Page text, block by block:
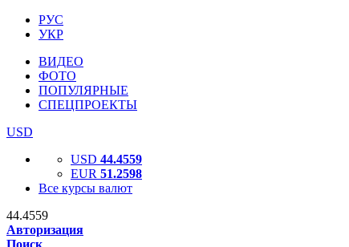
РУС
УКР
ВИДЕО
ФОТО
ПОПУЛЯРНЫЕ
СПЕЦПРОЕКТЫ
USD
USD 44.4559
EUR 51.2598
Все курсы валют
44.4559
Авторизация
Поиск